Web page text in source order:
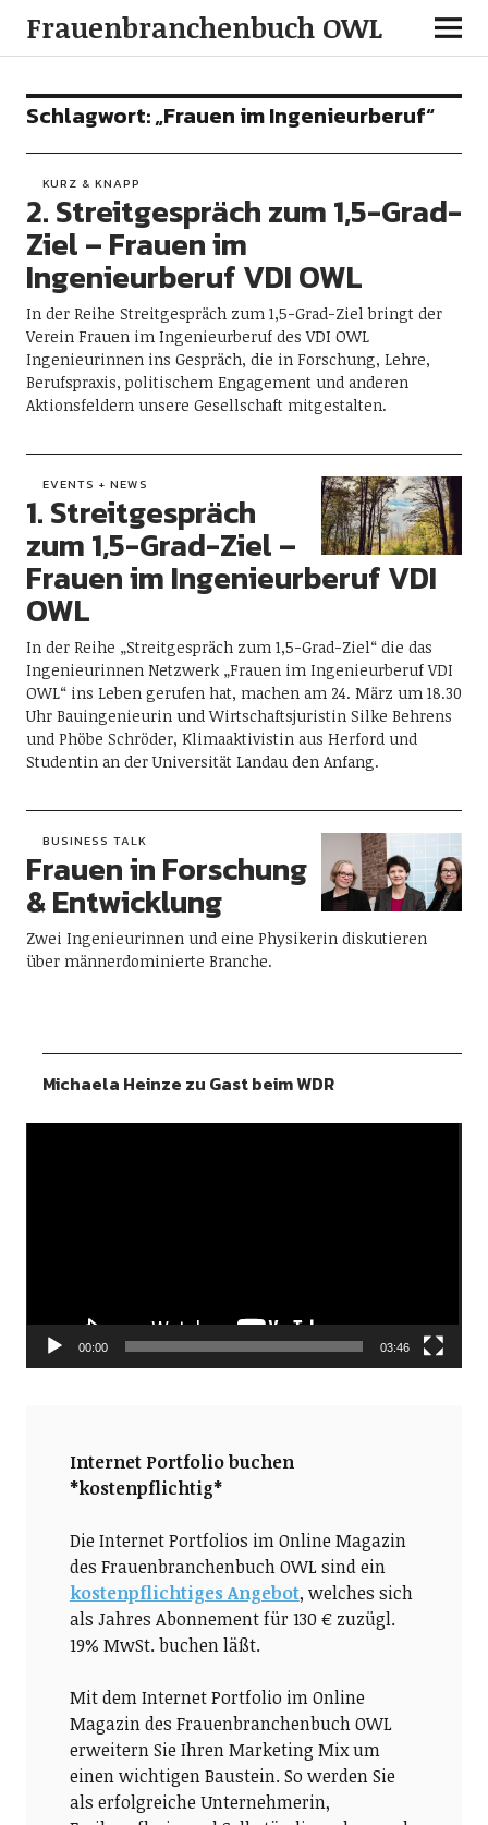
Frauenbranchenbuch OWL
Schlagwort:„Frauen im Ingenieurberuf“
KURZ & KNAPP
2. Streitgespräch zum 1,5-Grad-
Ziel – Frauen im
Ingenieurberuf VDI OWL
In der Reihe Streitgespräch zum 1,5-Grad-Ziel bringt der
Verein Frauen im Ingenieurberuf des VDI OWL
Ingenieurinnen ins Gespräch, die in Forschung, Lehre,
Berufspraxis, politischem Engagement und anderen
Aktionsfeldern unsere Gesellschaft mitgestalten.
EVENTS + NEWS
1. Streitgespräch
zum 1,5-Grad-Ziel –
Frauen im Ingenieurberuf VDI
OWL
In der Reihe „Streitgespräch zum 1,5-Grad-Ziel“ die das
Ingenieurinnen Netzwerk „Frauen im Ingenieurberuf VDI
OWL“ ins Leben gerufen hat, machen am 24. März um 18.30
Uhr Bauingenieurin und Wirtschaftsjuristin Silke Behrens
und Phöbe Schröder, Klimaaktivistin aus Herford und
Studentin an der Universität Landau den Anfang.
BUSINESS TALK
Frauen in Forschung
& Entwicklung
Zwei Ingenieurinnen und eine Physikerin diskutieren
über männerdominierte Branche.
Michaela Heinze zu Gast beim WDR
00:00 03:46
Internet Portfolio buchen
*kostenpflichtig*
Die Internet Portfolios im Online Magazin
des Frauenbranchenbuch OWL sind ein
kostenpflichtiges Angebot, welches sich
als Jahres Abonnement für 130 € zuzügl.
19% MwSt. buchen läßt.
Mit dem Internet Portfolio im Online
Magazin des Frauenbranchenbuch OWL
erweitern Sie Ihren Marketing Mix um
einen wichtigen Baustein. So werden Sie
als erfolgreiche Unternehmerin,